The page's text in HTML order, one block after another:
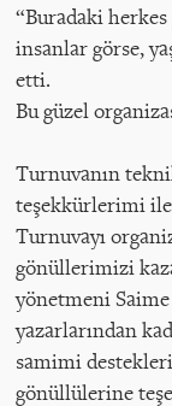
“Buradaki
insanlar görse,
etti.
Bu güzel
Turnuvanın
teşekkürlerimi
Turnuvayı
gönüllerimizi
yönetmeni
yazarlarından
samimi
gönüllülerine